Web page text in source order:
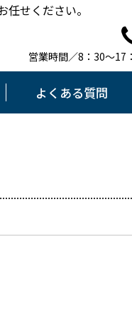
せください。
営業時間／8：30～17
よくある質問